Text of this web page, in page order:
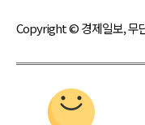
Copyright © 경제일보, 무